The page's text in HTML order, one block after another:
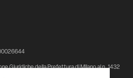
Giuridiche della Prefettura di Milano al n. 1432